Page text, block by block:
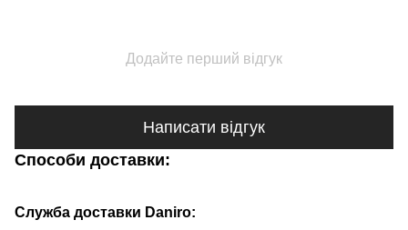
Додайте перший відгук
Написати відгук
Способи доставки:
Служба доставки Daniro: